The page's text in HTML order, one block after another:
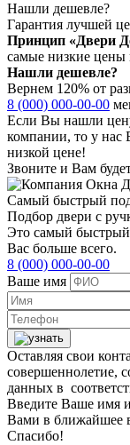
Нашли дешевле?
Гарантия лучшей
Принцип «Двери
самые низкие цены
Нашли дешевле?
Вернем 120% от
8 (000) 000-00-00
Если Вы нашли
компании, то у нас
низкой цене!
Звоните и Вам
Самый быстрый
Подбор двери с
Это самый быстрый
Вас больше всего.
8 (000) 000-00-00
Ваше имя
Оставляя свои
совершеннолетие,
данных в
Введите Ваше имя
Вами в ближайшее
Спасибо!